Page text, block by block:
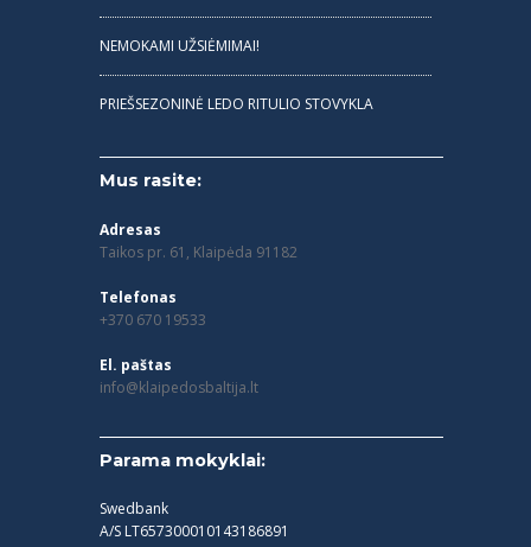
NEMOKAMI UŽSIĖMIMAI!
PRIEŠSEZONINĖ LEDO RITULIO STOVYKLA
Mus rasite:
Adresas
Taikos pr. 61, Klaipėda 91182
Telefonas
+370 670 19533
El. paštas
info@klaipedosbaltija.lt
Parama mokyklai:
Swedbank
A/S LT657300010143186891